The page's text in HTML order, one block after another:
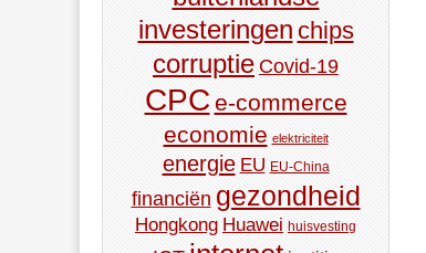
investeringen chips
corruptie Covid-19
CPC e-commerce
economie elektriciteit
energie EU EU-China
financiën gezondheid
Hongkong Huawei huisvesting